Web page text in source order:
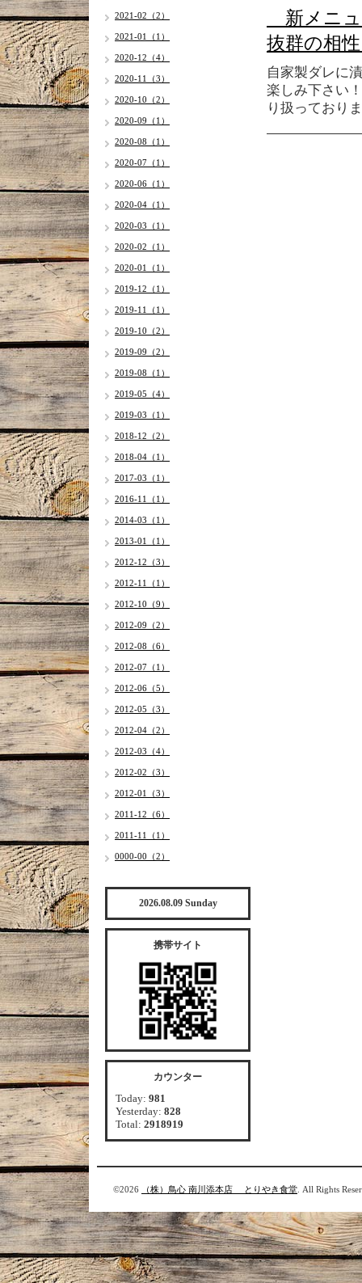
新メニ
抜群の相
自家製ダレに
楽しみ下さい
り扱っており
2021-02（2）
2021-01（1）
2020-12（4）
2020-11（3）
2020-10（2）
2020-09（1）
2020-08（1）
2020-07（1）
2020-06（1）
2020-04（1）
2020-03（1）
2020-02（1）
2020-01（1）
2019-12（1）
2019-11（1）
2019-10（2）
2019-09（2）
2019-08（1）
2019-05（4）
2019-03（1）
2018-12（2）
2018-04（1）
2017-03（1）
2016-11（1）
2014-03（1）
2013-01（1）
2012-12（3）
2012-11（1）
2012-10（9）
2012-09（2）
2012-08（6）
2012-07（1）
2012-06（5）
2012-05（3）
2012-04（2）
2012-03（4）
2012-02（3）
2012-01（3）
2011-12（6）
2011-11（1）
0000-00（2）
2026.08.09 Sunday
携帯サイト
カウンター
Today: 981
Yesterday: 828
Total: 2918919
©2026 （株）鳥心 南川添本店 とりやき食堂 . All Rights